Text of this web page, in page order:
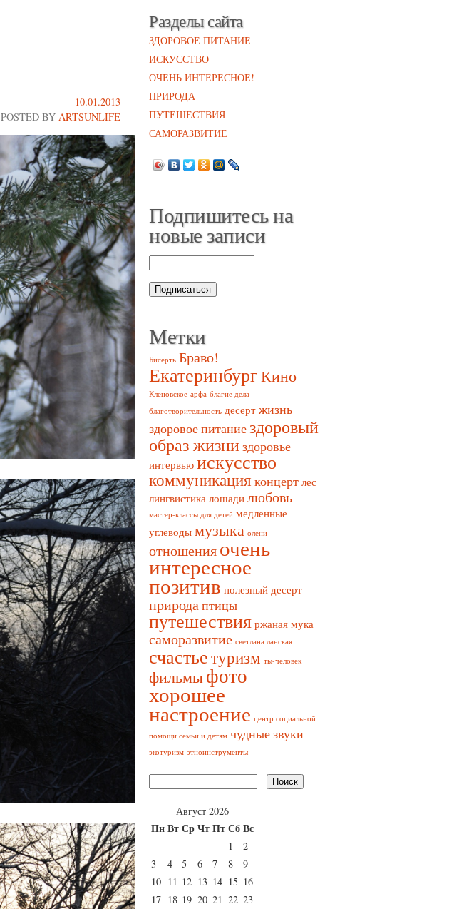
10.01.2013
POSTED BY ARTSUNLIFE
Разделы сайта
ЗДОРОВОЕ ПИТАНИЕ
ИСКУССТВО
ОЧЕНЬ ИНТЕРЕСНОЕ!
ПРИРОДА
ПУТЕШЕСТВИЯ
САМОРАЗВИТИЕ
Подпишитесь на
новые записи
Метки
Бисерть Браво!
ЕкатеринбургКино
Кленовское арфа благие дела
благотворительность десерт жизнь
здоровое питаниездоровый
образ жизниздоровье
интервью искусство
коммуникация концерт лес
лингвистика лошади любовь
мастер-классы для детей медленные
углеводы музыка олени
отношенияочень
интересное
позитив полезный десерт
природаптицы
путешествия ржаная мука
саморазвитие светлана ланская
счастьетуризм ты-человек
фильмыфото
хорошее
настроение центр социальной
помощи семьи и детям чудные звуки
экотуризм этноинструменты
Август 2026
ПнВтСрЧтПтСбВс
1
2
3
4 5 6 7 8
9
10 11 12 13 14 15 16
17 18 19 20 21 22 23